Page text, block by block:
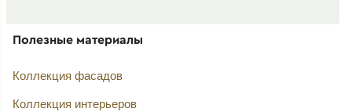
Полезные материалы
Коллекция фасадов
Коллекция интерьеров